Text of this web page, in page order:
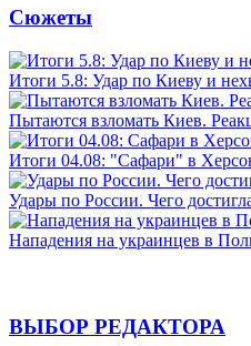
Сюжеты
Итоги 5.8: Удар по Киеву и
Пытаются взломать Киев.
Итоги 04.08: "Сафари" в
Удары по России. Чего
Нападения на украинцев в
ВЫБОР РЕДАКТОРА